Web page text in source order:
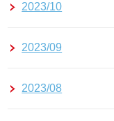
2023/10
2023/09
2023/08